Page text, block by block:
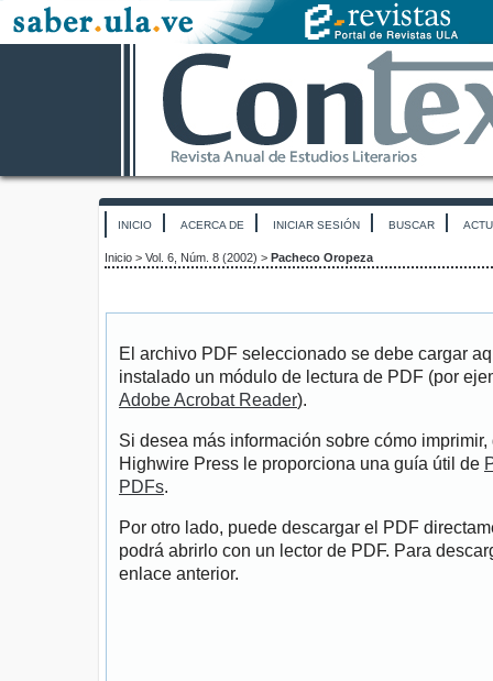
INICIO ACERCA DE INICIAR SESIÓN BUSCAR
Inicio > Vol. 6, Núm. 8 (2002) > Pacheco Oropeza
El archivo PDF seleccionado se debe cargar
instalado un módulo de lectura de PDF (por
Adobe Acrobat Reader).
Si desea más información sobre cómo
Highwire Press le proporciona una guía útil de
PDFs.
Por otro lado, puede descargar el PDF
podrá abrirlo con un lector de PDF. Para
enlace anterior.